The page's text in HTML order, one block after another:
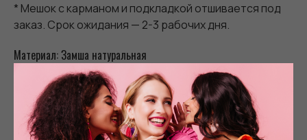
* Мешок с карманом и подкладкой отшивается под
заказ. Срок ожидания — 2-3 рабочих дня.
Материал: Замша натуральная
ВАМ МОЖЕТ ПОНРАВИТЬСЯ